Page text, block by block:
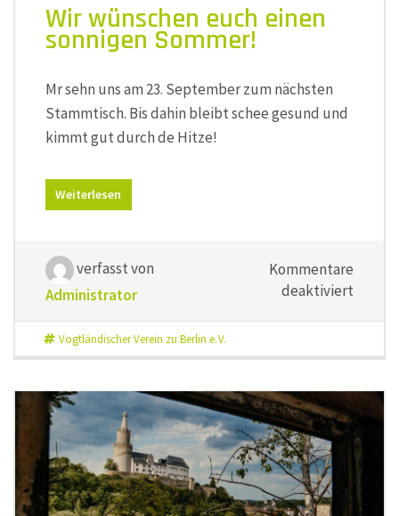
Wir wünschen euch einen
sonnigen Sommer!
Mr sehn uns am 23. September zum nächsten
Stammtisch. Bis dahin bleibt schee gesund und
kimmt gut durch de Hitze!
Weiterlesen
verfasst von
Administrator
Kommentare
deaktiviert
euch
Vogtländischer Verein zu Berlin e. V.